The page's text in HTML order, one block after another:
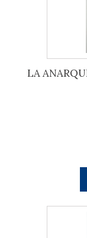
LA